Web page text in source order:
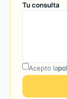
Tu consulta
Acepto la